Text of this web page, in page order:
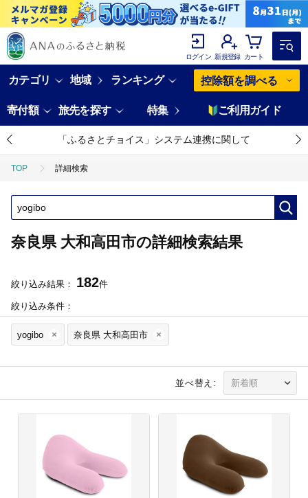
ログイン 新規登録 カート
カテゴリ 地域 ランキング 控除額を調べる
寄付額 旅先を探す 特集 ご利用ガイド
「ふるさとチョイス」システム連携に関して
TOP 詳細検索
奈良県 大和高田市の詳細検索結果
絞り込み結果： 182件
絞り込み条件：
yogibo 奈良県 大和高田市
並べ替え: